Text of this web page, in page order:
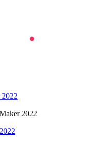
2022